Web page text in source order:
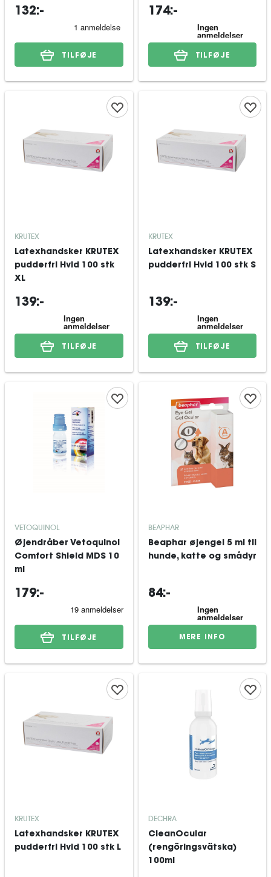
132:-
TILFØJE
174:-
TILFØJE
KRUTEX
Latexhandsker KRUTEX
pudderfri Hvid 100 stk
XL
139:-
TILFØJE
KRUTEX
Latexhandsker KRUTEX
pudderfri Hvid 100 stk S
139:-
TILFØJE
VETOQUINOL
Øjendråber Vetoquinol
Comfort Shield MDS 10
ml
179:-
TILFØJE
BEAPHAR
Beaphar øjengel 5 ml til
hunde, katte og smådyr
84:-
MERE INFO
KRUTEX
Latexhandsker KRUTEX
pudderfri Hvid 100 stk L
DECHRA
CleanOcular
(rengöringsvätska)
100ml